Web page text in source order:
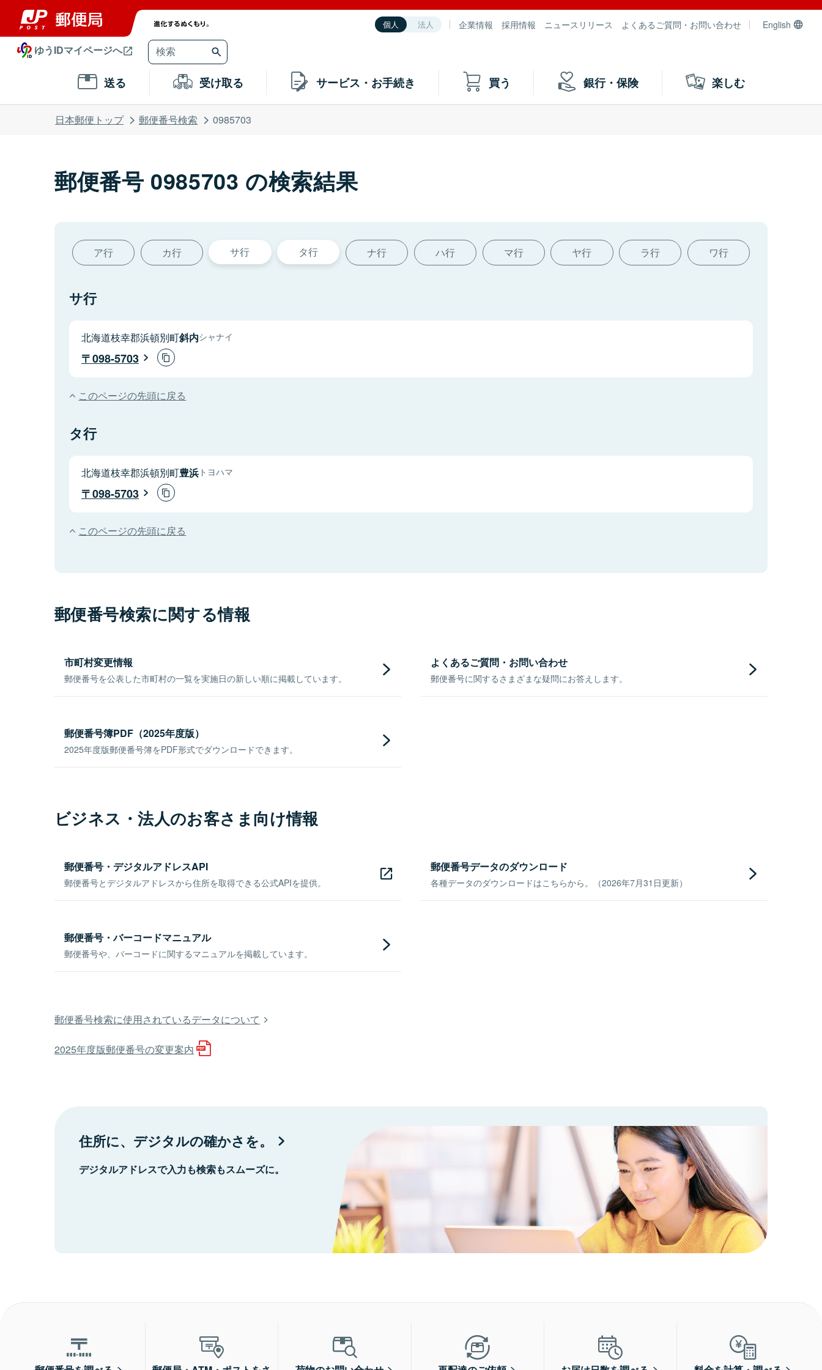
個人 法人 企業情報 採用情報 ニュースリリース よくあるご質問・お問い合わせ English
ゆうIDマイページへ
送る 受け取る サービス・お手続き 買う 銀行・保険 楽しむ
日本郵便トップ 郵便番号検索 0985703
郵便番号 0985703 の検索結果
ア行 カ行 サ行 タ行 ナ行 ハ行 マ行 ヤ行 ラ行 ワ行
サ行
北海道枝幸郡浜頓別町斜内シャナイ
098-5703
このページの先頭に戻る
タ行
北海道枝幸郡浜頓別町豊浜 トヨハマ
098-5703
このページの先頭に戻る
郵便番号検索に関する情報
市町村変更情報
郵便番号を公表した市町村の一覧を実施日の新しい順に掲載しています。
よくあるご質問・お問い合わせ
郵便番号に関するさまざまな疑問にお答えします。
郵便番号簿PDF（2025年度版）
2025年度版郵便番号簿をPDF形式でダウンロードできます。
ビジネス・法人のお客さま向け情報
郵便番号・デジタルアドレスAPI
郵便番号とデジタルアドレスから住所を取得できる公式APIを提供。
郵便番号データのダウンロード
各種データのダウンロードはこちらから。（2026年7月31日更新）
郵便番号・バーコードマニュアル
郵便番号や、バーコードに関するマニュアルを掲載しています。
郵便番号検索に使用されているデータについて
2025年度版郵便番号の変更案内
住所に、デジタルの確かさを。
デジタルアドレスで入力も検索もスムーズに。